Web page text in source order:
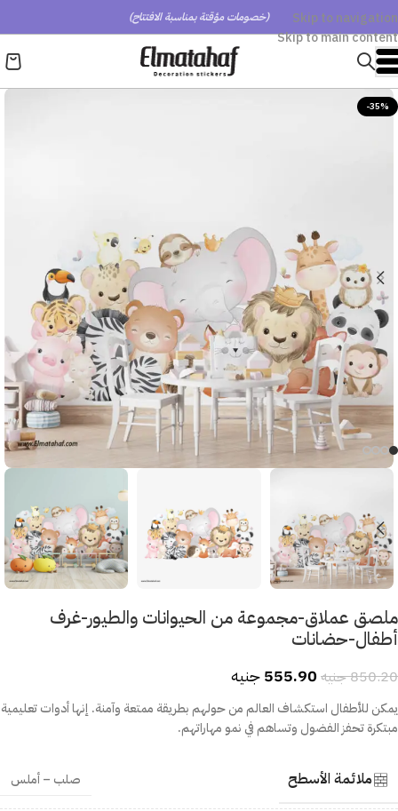
Skip to navigation
Skip to main content
(خصومات مؤقتة بمناسبة الافتتاح)
-35%
ملصق عملاق-مجموعة من الحيوانات والطيور-غرف
أطفال-حضانات
850.20جنيه 555.90جنيه
يمكن للأطفال استكشاف العالم من حولهم بطريقة ممتعة وآمنة. إنها أدوات تعليمية
مبتكرة تحفز الفضول وتساهم في نمو مهاراتهم.
ملائمة الأسطح صلب – أملس